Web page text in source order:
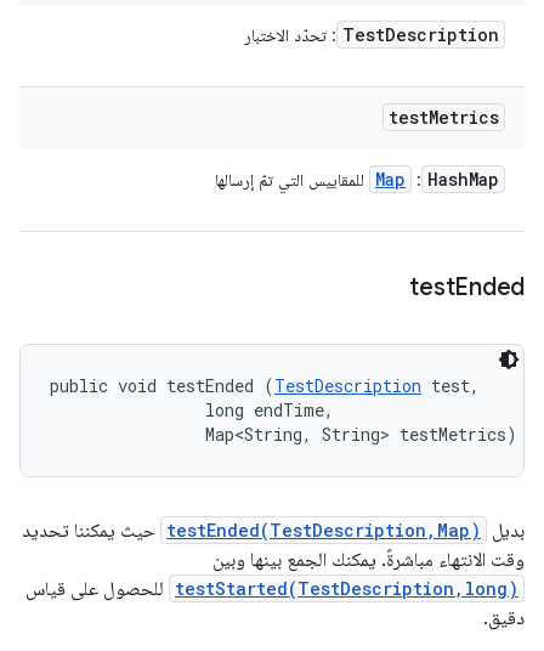
TestDescription : تحدّد الاختبار
testMetrics
HashMap
:
Map للمقاييس التي تمّ إرسالها
testEnded
public void testEnded (TestDescription test,
                long endTime,
                Map<String, String> testMetrics)
بديل testEnded(TestDescription,Map) حيث يمكننا تحديد
وقت الانتهاء مباشرةً. يمكنك الجمع بينها وبين
testStarted(TestDescription,long) للحصول على قياس
دقيق.